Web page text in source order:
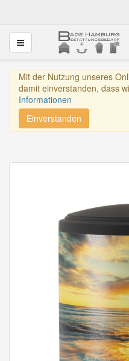
Toggle navigation
Mit der Nutzung unseres
damit einverstanden, dass
Informationen
Einverstanden